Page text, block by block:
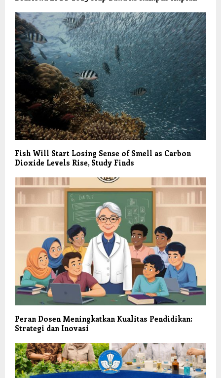
Fish Will Start Losing Sense of Smell as Carbon
Dioxide Levels Rise, Study Finds
Peran Dosen Meningkatkan Kualitas Pendidikan:
Strategi dan Inovasi